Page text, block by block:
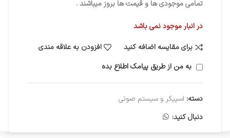
تمامی موجودی ها و قیمت ها بروز میباشند .
در انبار موجود نمی باشد
برای مقایسه اضافه کنید
افزودن به علاقه مندی
به من از طریق پیامک اطلاع بده
دسته: اسپیکر و سیستم صوتی
دنبال کنید: